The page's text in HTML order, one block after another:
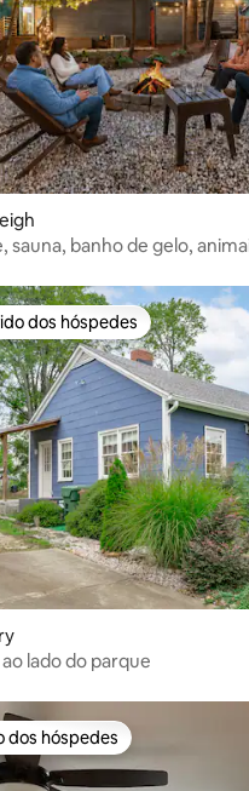
sauna, banho de gelo,
preferidos dos
dos hóspedes
lado do parque
dos hóspedes
dos hóspedes